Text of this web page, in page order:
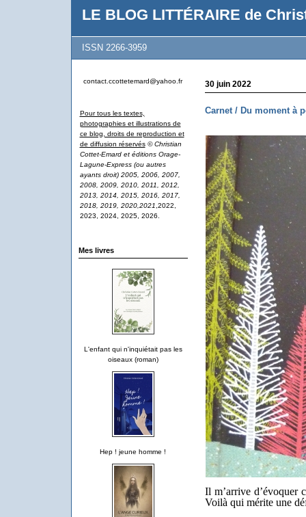
LE BLOG LITTÉRAIRE de
ISSN 2266-3959
contact.ccottetemard@yahoo.fr
Pour tous les textes,
photographies et illustrations de
ce blog, droits de reproduction et
de diffusion réservés © Christian
Cottet-Emard et éditions Orage-
Lagune-Express (ou autres
ayants droit) 2005, 2006, 2007,
2008, 2009, 2010, 2011, 2012,
2013, 2014, 2015, 2016, 2017,
2018, 2019, 2020,2021 ,2022,
2023, 2024, 2025, 2026.
Mes livres
L'enfant qui n'inquiétait pas les
oiseaux (roman)
Hep ! jeune homme !
30 juin 2022
Carnet / Du moment à
Il m’arrive d’évoquer
Voilà qui mérite une